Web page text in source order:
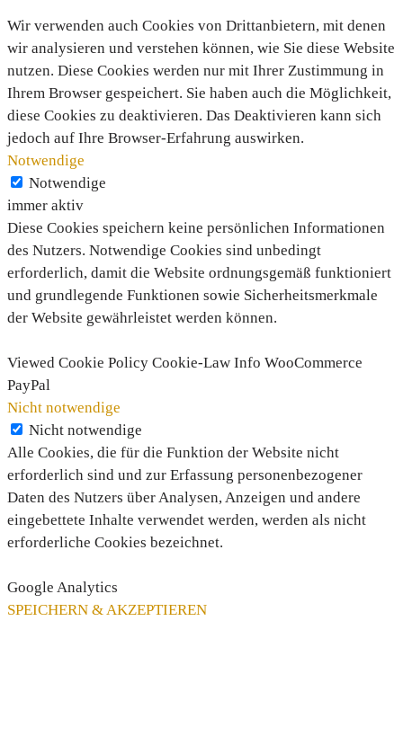
Wir verwenden auch Cookies von Drittanbietern, mit denen
wir analysieren und verstehen können, wie Sie diese Website
nutzen. Diese Cookies werden nur mit Ihrer Zustimmung in
Ihrem Browser gespeichert. Sie haben auch die Möglichkeit,
diese Cookies zu deaktivieren. Das Deaktivieren kann sich
jedoch auf Ihre Browser-Erfahrung auswirken.
Notwendige
Notwendige
immer aktiv
Diese Cookies speichern keine persönlichen Informationen
des Nutzers. Notwendige Cookies sind unbedingt
erforderlich, damit die Website ordnungsgemäß funktioniert
und grundlegende Funktionen sowie Sicherheitsmerkmale
der Website gewährleistet werden können.
Viewed Cookie Policy Cookie-Law Info WooCommerce
PayPal
Nicht notwendige
Nicht notwendige
Alle Cookies, die für die Funktion der Website nicht
erforderlich sind und zur Erfassung personenbezogener
Daten des Nutzers über Analysen, Anzeigen und andere
eingebettete Inhalte verwendet werden, werden als nicht
erforderliche Cookies bezeichnet.
Google Analytics
SPEICHERN & AKZEPTIEREN